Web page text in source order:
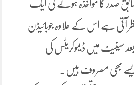
صدر کا مواخذہ ہونے کی ایک
آتی ہے اس کے علاوہ جوبائیڈن
سینیٹ میں ڈیموکریٹس کی
ویسے بھی مصروف ہیں۔